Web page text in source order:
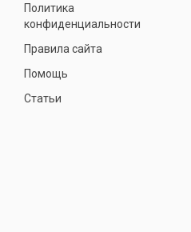
Политика
конфиденциальности
Правила сайта
Помощь
Статьи